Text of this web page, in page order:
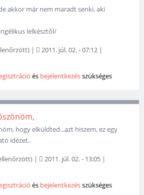
akkor már nem maradt senki, aki
lelkésztől/
| 2011. júl. 02. - 07:12 |
és bejelentkezésszükséges
hogy elküldted...azt hiszem, ez egy
idézet..
| 2011. júl. 02. - 13:05 |
és bejelentkezésszükséges